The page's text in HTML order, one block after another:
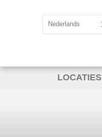
Nederlands
LOCATIES